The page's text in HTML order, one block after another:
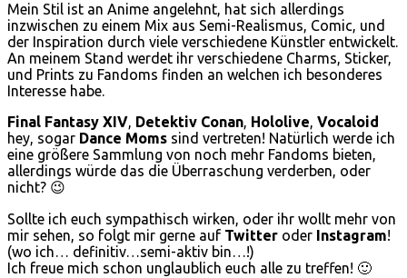
Mein Stil ist an Anime angelehnt, hat sich allerdings
inzwischen zu einem Mix aus Semi-Realismus, Comic, und
der Inspiration durch viele verschiedene Künstler entwickelt.
An meinem Stand werdet ihr verschiedene Charms, Sticker,
und Prints zu Fandoms finden an welchen ich besonderes
Interesse habe.
Final Fantasy XIV, Detektiv Conan, Hololive, Vocaloid
hey, sogar Dance Moms sind vertreten! Natürlich werde ich
eine größere Sammlung von noch mehr Fandoms bieten,
allerdings würde das die Überraschung verderben, oder
nicht? 😉
Sollte ich euch sympathisch wirken, oder ihr wollt mehr von
mir sehen, so folgt mir gerne auf Twitter oder Instagram!
(wo ich… definitiv…semi-aktiv bin…!)
Ich freue mich schon unglaublich euch alle zu treffen! 🙂